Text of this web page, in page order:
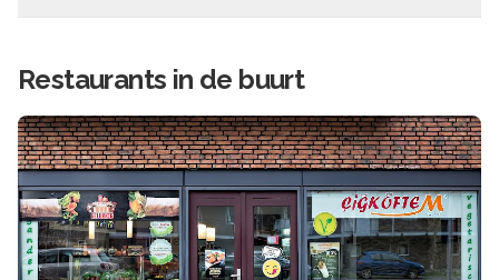
Restaurants in de buurt